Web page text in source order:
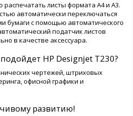
листы формата А4 и А3.
автоматически переключаться
бумаги с помощью автоматического
податчик листов
в качестве аксессуара.
HP Designjet T230?
чертежей, штриховых
офисной графики и
развитию!